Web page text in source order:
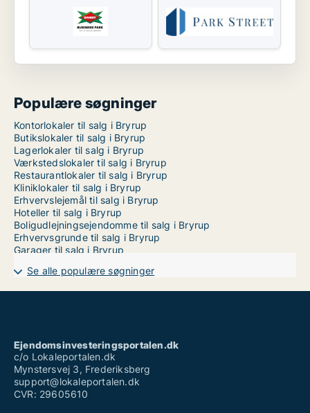
Populære søgninger
Kontorlokaler til salg i Bryrup
Butikslokaler til salg i Bryrup
Lagerlokaler til salg i Bryrup
Værkstedslokaler til salg i Bryrup
Restaurantlokaler til salg i Bryrup
Kliniklokaler til salg i Bryrup
Erhvervslejemål til salg i Bryrup
Hoteller til salg i Bryrup
Boligudlejningsejendomme til salg i Bryrup
Erhvervsgrunde til salg i Bryrup
Garager til salg i Bryrup
Se alle populære søgninger
Ejendomsinvesteringsportalen.dk
c/o Lokaleportalen.dk
Mynstersvej 3, Frederiksberg
support@lokaleportalen.dk
CVR: 29605610